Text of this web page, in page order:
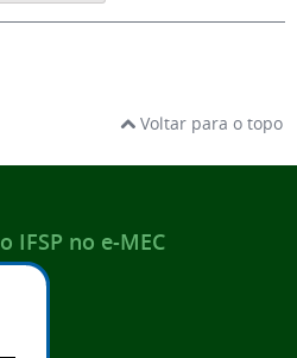
Voltar para o topo
IFSP no e-MEC